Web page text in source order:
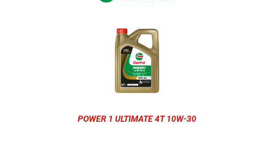
POWER 1 ULTIMATE 4T 10W-30